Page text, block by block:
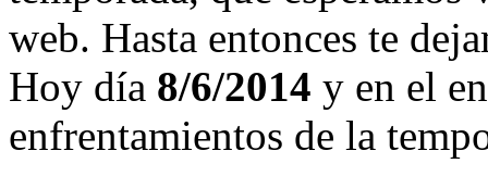
web. Hasta entonces te
Hoy día 8/6/2014 y en el
enfrentamientos de la